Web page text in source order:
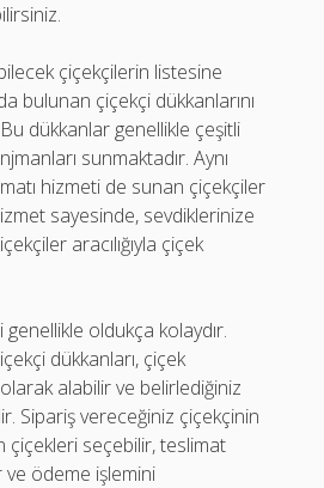
çiçekçilerin listesine
bulunan çiçekçi dükkanlarını
dükkanlar genellikle çeşitli
sunmaktadır. Aynı
hizmeti de sunan çiçekçiler
sayesinde, sevdiklerinize
aracılığıyla çiçek
oldukça kolaydır.
dükkanları, çiçek
alabilir ve belirlediğiniz
Sipariş vereceğiniz çiçekçinin
çiçekleri seçebilir, teslimat
ödeme işlemini